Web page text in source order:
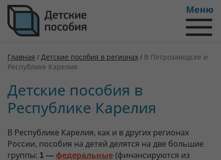
Меню
Главная / Детские пособия в регионах / В Петрозаводске и
Республике Карелия
Детские пособия в
Республике Карелия
В Республике Карелия, как и в других регионах
России, пособия на детей делятся на две большие
группы: 1 — федеральные (финансируются из